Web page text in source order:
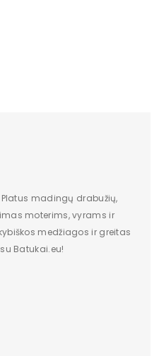
madingų drabužių,
moterims, vyrams ir
medžiagos ir greitas
Batukai.eu!